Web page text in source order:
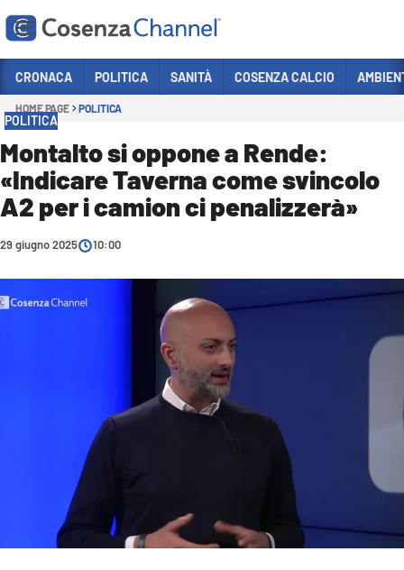
Sezioni
POLITICA
COSENZA CALCIO
ECONOMIA E LAVORO
SANITÀ
LAC NETWORK
LAC ONAIR
CRONACA POLITICA SANITÀ COSENZA CALCIO
HOME PAGE POLITICA
POLITICA
Montalto si oppone a Rende:
«Indicare Taverna come svincolo
A2 per i camion ci penalizzerà»
29 giugno 2025 10:00